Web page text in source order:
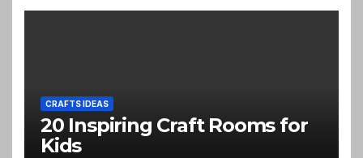
CRAFTS IDEAS
20 Inspiring Craft Rooms for
Kids